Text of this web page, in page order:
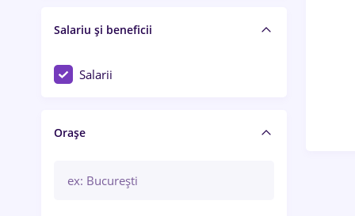
Salariu și beneficii
Salarii
Orașe